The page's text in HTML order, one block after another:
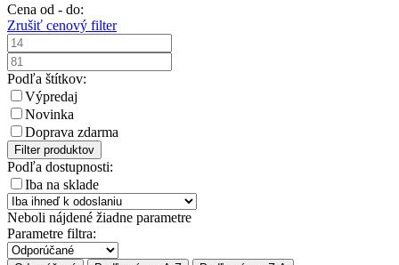
Cena od - do:
Zrušiť cenový filter
Podľa štítkov:
Výpredaj
Novinka
Doprava zdarma
Filter produktov
Podľa dostupnosti:
Iba na sklade
Neboli nájdené žiadne parametre
Parametre filtra: